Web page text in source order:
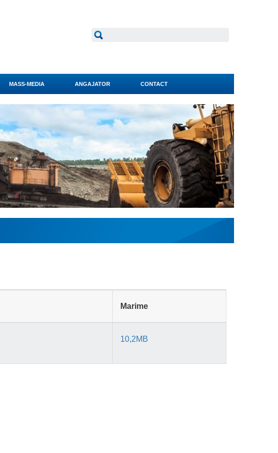
MASS-MEDIA ANGAJATOR CONTACT
Marime
10,2MB